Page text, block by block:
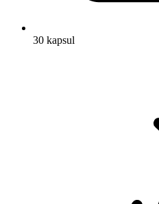
30 kapsul